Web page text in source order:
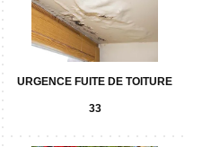
URGENCE FUITE DE TOITURE
33